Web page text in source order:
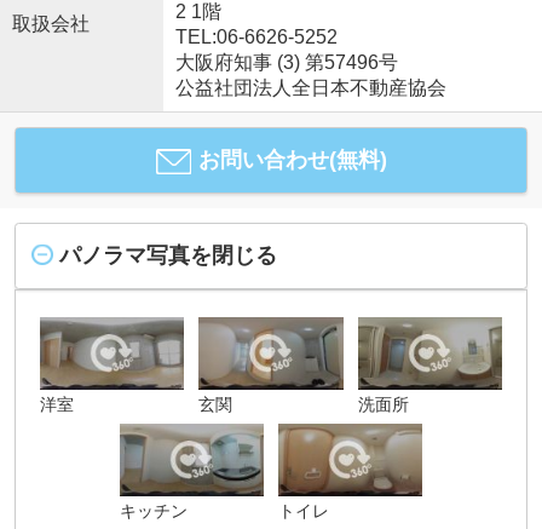
取扱会社
2 1階
TEL:06-6626-5252
大阪府知事 (3) 第57496号
公益社団法人全日本不動産協会
お問い合わせ(無料)
パノラマ写真を閉じる
洋室 玄関 洗面所
キッチン トイレ